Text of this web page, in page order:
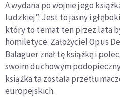
A wydana po wojnie jego
ludzkiej”. Jest to jasny i
który to temat ten przez lata
homiletyce. Założyciel Opus
Balaguer znał tę książkę i
swoim duchowym
książka ta została
europejskich.